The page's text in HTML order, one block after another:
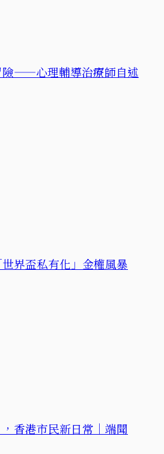
險——心理輔導治療師自述
界盃私有化」金權風暴
，香港市民新日常｜端聞